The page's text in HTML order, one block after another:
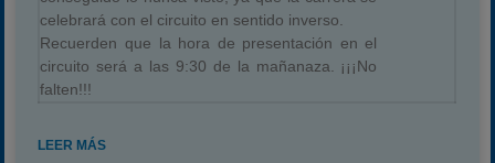
celebrará con el circuito en sentido inverso.
Recuerden que la hora de presentación en el
circuito será a las 9:30 de la mañanaza. ¡¡¡No
falten!!!
LEER MÁS